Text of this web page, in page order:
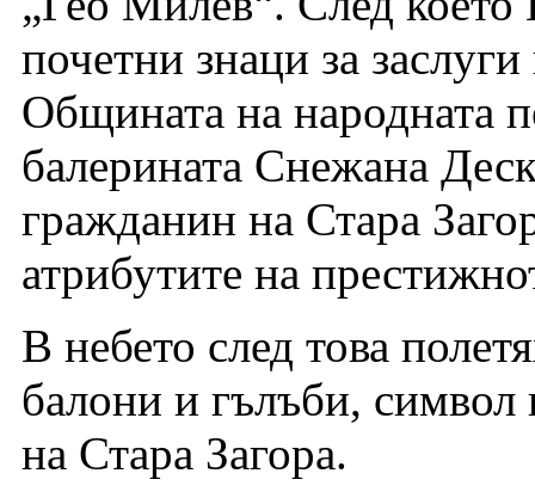
почетни знаци за
Общината на народната
балерината Снежана
гражданин на Стара
атрибутите на
В небето след това
балони и гълъби, символ
на Стара Загора.